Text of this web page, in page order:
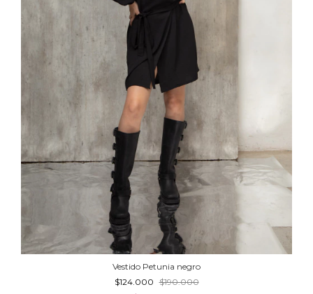
Vestido Petunia negro
$124.000 $190.000